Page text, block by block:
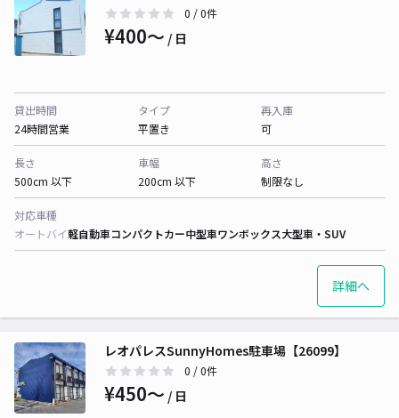
0 / 0件
¥400〜 / 日
貸出時間
24時間営業
タイプ
平置き
再入庫
可
長さ
500cm 以下
車幅
200cm 以下
高さ
制限なし
対応車種
オートバイ軽自動車コンパクトカー中型車ワンボックス大型車・SUV
詳細へ
レオパレスSunnyHomes駐車場【26099】
0 / 0件
¥450〜 / 日